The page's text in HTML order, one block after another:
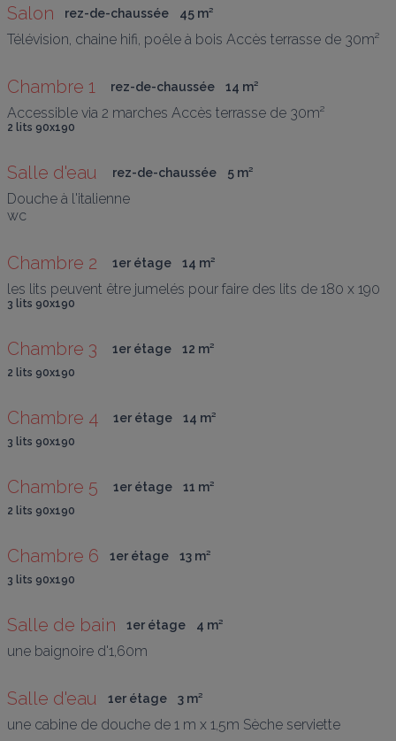
Salon rez-de-chaussée 45 m²
Télévision, chaine hifi, poêle à bois Accès terrasse de 30m²
Chambre 1 rez-de-chaussée 14 m²
Accessible via 2 marches Accès terrasse de 30m²
2 lits 90x190
Salle d'eau rez-de-chaussée 5 m²
Douche à l'italienne
wc
Chambre 2 1er étage 14 m²
les lits peuvent être jumelés pour faire des lits de 180 x 190
3 lits 90x190
Chambre 3 1er étage 12 m²
2 lits 90x190
Chambre 4 1er étage 14 m²
3 lits 90x190
Chambre 5 1er étage 11 m²
2 lits 90x190
Chambre 6 1er étage 13 m²
3 lits 90x190
Salle de bain 1er étage 4 m²
une baignoire d'1,60m
Salle d'eau 1er étage 3 m²
une cabine de douche de 1 m x 1,5m Sèche serviette